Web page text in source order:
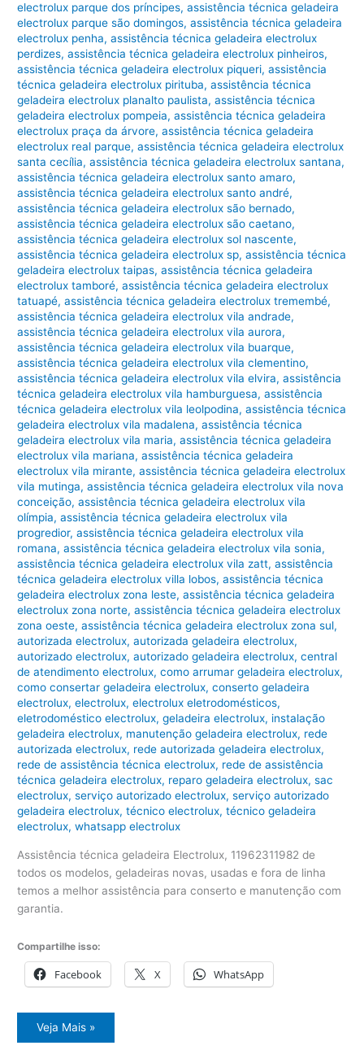
electrolux parque dos príncipes,assistência técnica geladeira
electrolux parque são domingos,assistência técnica geladeira
electrolux penha,assistência técnica geladeira electrolux
perdizes,assistência técnica geladeira electrolux pinheiros,
assistência técnica geladeira electrolux piqueri,assistência
técnica geladeira electrolux pirituba,assistência técnica
geladeira electrolux planalto paulista,assistência técnica
geladeira electrolux pompeia,assistência técnica geladeira
electrolux praça da árvore,assistência técnica geladeira
electrolux real parque,assistência técnica geladeira electrolux
santa cecília,assistência técnica geladeira electrolux santana,
assistência técnica geladeira electrolux santo amaro,
assistência técnica geladeira electrolux santo andré,
assistência técnica geladeira electrolux são bernado,
assistência técnica geladeira electrolux são caetano,
assistência técnica geladeira electrolux sol nascente,
assistência técnica geladeira electrolux sp,assistência técnica
geladeira electrolux taipas,assistência técnica geladeira
electrolux tamboré,assistência técnica geladeira electrolux
tatuapé,assistência técnica geladeira electrolux tremembé,
assistência técnica geladeira electrolux vila andrade,
assistência técnica geladeira electrolux vila aurora,
assistência técnica geladeira electrolux vila buarque,
assistência técnica geladeira electrolux vila clementino,
assistência técnica geladeira electrolux vila elvira,assistência
técnica geladeira electrolux vila hamburguesa,assistência
técnica geladeira electrolux vila leolpodina,assistência técnica
geladeira electrolux vila madalena,assistência técnica
geladeira electrolux vila maria,assistência técnica geladeira
electrolux vila mariana,assistência técnica geladeira
electrolux vila mirante,assistência técnica geladeira electrolux
vila mutinga,assistência técnica geladeira electrolux vila nova
conceição,assistência técnica geladeira electrolux vila
olímpia,assistência técnica geladeira electrolux vila
progredior,assistência técnica geladeira electrolux vila
romana,assistência técnica geladeira electrolux vila sonia,
assistência técnica geladeira electrolux vila zatt,assistência
técnica geladeira electrolux villa lobos,assistência técnica
geladeira electrolux zona leste,assistência técnica geladeira
electrolux zona norte,assistência técnica geladeira electrolux
zona oeste,assistência técnica geladeira electrolux zona sul,
autorizada electrolux,autorizada geladeira electrolux,
autorizado electrolux,autorizado geladeira electrolux,central
de atendimento electrolux,como arrumar geladeira electrolux,
como consertar geladeira electrolux,conserto geladeira
electrolux,electrolux,electrolux eletrodomésticos,
eletrodoméstico electrolux,geladeira electrolux, instalação
geladeira electrolux, manutenção geladeira electrolux, rede
autorizada electrolux, rede autorizada geladeira electrolux,
rede de assistência técnica electrolux, rede de assistência
técnica geladeira electrolux, reparo geladeira electrolux,sac
electrolux,serviço autorizado electrolux,serviço autorizado
geladeira electrolux,técnico electrolux,técnico geladeira
electrolux,whatsapp electrolux
Assistência técnica geladeira Electrolux, 11962311982 de
todos os modelos, geladeiras novas, usadas e fora de linha
temos a melhor assistência para conserto e manutenção com
garantia.
Compartilhe isso:
Facebook X WhatsApp
Assistência
técnica
Veja Mais »